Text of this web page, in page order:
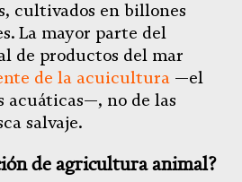
cultivados en billones
La mayor parte del
de productos del mar
de la acuicultura —el
acuáticas—, no de las
salvaje.
de agricultura animal?